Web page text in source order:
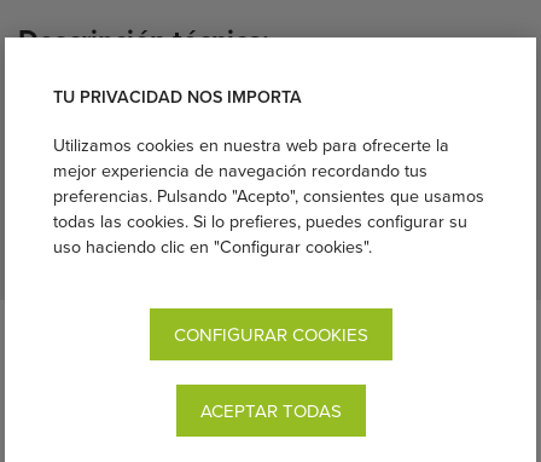
Descripción técnica:
Dimensiones:Mediana: 6.35cm, grande: 7.62cm
Fabricante:SlingRing
Lavable:a mano o a máquina.
Descripción completa:
Las anillas Slingrings de aluminio ligero están especialmente
concebidas para la confección de bandoleras.
Estas anillas os permitirán utilizar vuestro fular como bandolera y
TU PRIVACIDAD NOS IMPORTA
Utilizamos cookies en nuestra web para ofrecerte la
mejor experiencia de navegación recordando tus
preferencias. Pulsando "Acepto", consientes que usamos
todas las cookies. Si lo prefieres, puedes configurar su
uso haciendo clic en "Configurar cookies".
CONFIGURAR COOKIES
ACEPTAR TODAS